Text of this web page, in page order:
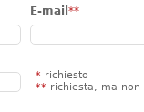
E-mail **
* richiesto
** richiesta, ma non